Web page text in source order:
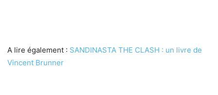
A lire également : SANDINASTA THE CLASH : un livre de
Vincent Brunner